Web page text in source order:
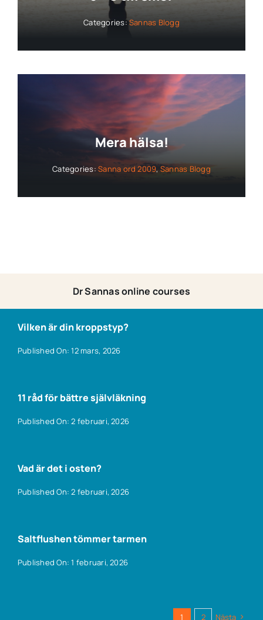
Categories:Sannas Blogg
Mera hälsa!
Categories:Sanna ord 2009, Sannas Blogg
Dr Sannas online courses
Vilken är din kroppstyp?
Published On: 12 mars, 2026
11 råd för bättre självläkning
Published On: 2 februari, 2026
Vad är det i osten?
Published On: 2 februari, 2026
Saltflushen tömmer tarmen
Published On: 1 februari, 2026
1 2 Nästa